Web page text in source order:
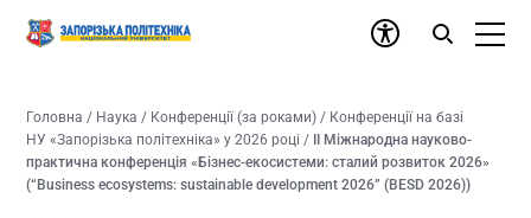
Головна / Наука / Конференції (за роками) / Конференції на базі
НУ «Запорізька політехніка» у 2026 році /
ІІ Міжнародна науково-
практична конференція «Бізнес-екосистеми: сталий розвиток 2026»
(“Business ecosystems: sustainable development 2026” (BESD 2026))